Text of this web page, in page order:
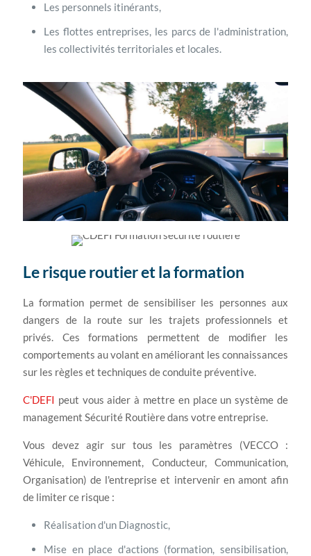
Les personnels itinérants,
Les flottes entreprises, les parcs de l'administration,
les collectivités territoriales et locales.
Le risque routier et la formation
La formation permet de sensibiliser les personnes aux
dangers de la route sur les trajets professionnels et
privés. Ces formations permettent de modifier les
comportements au volant en améliorant les connaissances
sur les règles et techniques de conduite préventive.
C'DEFI peut vous aider à mettre en place un système de
management Sécurité Routière dans votre entreprise.
Vous devez agir sur tous les paramètres (VECCO :
Véhicule, Environnement, Conducteur, Communication,
Organisation) de l'entreprise et intervenir en amont afin
de limiter ce risque :
Réalisation d'un Diagnostic,
Mise en place d'actions (formation, sensibilisation,